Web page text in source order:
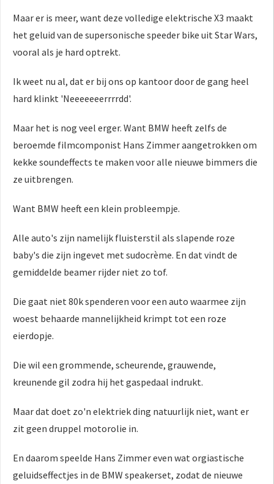
Maar er is meer, want deze volledige elektrische X3 maakt
het geluid van de supersonische speeder bike uit Star Wars,
vooral als je hard optrekt.
Ik weet nu al, dat er bij ons op kantoor door de gang heel
hard klinkt 'Neeeeeeerrrrdd'.
Maar het is nog veel erger. Want BMW heeft zelfs de
beroemde filmcomponist Hans Zimmer aangetrokken om
kekke soundeffects te maken voor alle nieuwe bimmers die
ze uitbrengen.
Want BMW heeft een klein probleempje.
Alle auto's zijn namelijk fluisterstil als slapende roze
baby's die zijn ingevet met sudocrème. En dat vindt de
gemiddelde beamer rijder niet zo tof.
Die gaat niet 80k spenderen voor een auto waarmee zijn
woest behaarde mannelijkheid krimpt tot een roze
eierdopje.
Die wil een grommende, scheurende, grauwende,
kreunende gil zodra hij het gaspedaal indrukt.
Maar dat doet zo'n elektriek ding natuurlijk niet, want er
zit geen druppel motorolie in.
En daarom speelde Hans Zimmer even wat orgiastische
geluidseffectjes in de BMW speakerset, zodat de nieuwe